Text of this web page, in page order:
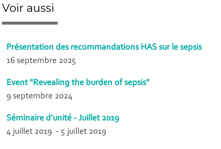
Voir aussi
Présentation des recommandations HAS sur le sepsis
16 septembre 2025
Event "Revealing the burden of sepsis"
9 septembre 2024
Séminaire d'unité - Juillet 2019
4 juillet 2019 - 5 juillet 2019